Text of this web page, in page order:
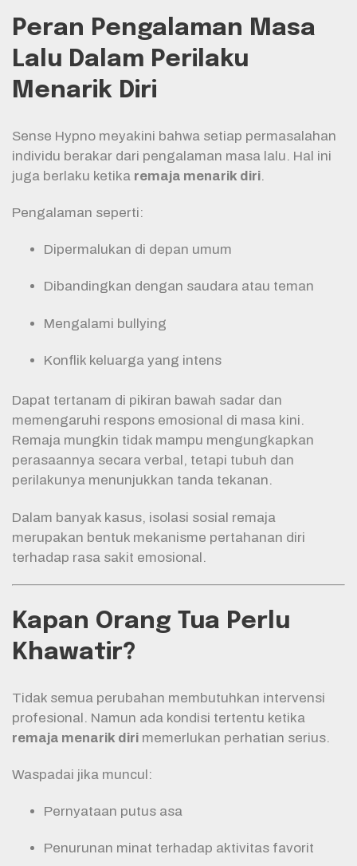
Peran Pengalaman Masa
Lalu Dalam Perilaku
Menarik Diri
Sense Hypno meyakini bahwa setiap permasalahan
individu berakar dari pengalaman masa lalu. Hal ini
juga berlaku ketika remaja menarik diri.
Pengalaman seperti:
Dipermalukan di depan umum
Dibandingkan dengan saudara atau teman
Mengalami bullying
Konflik keluarga yang intens
Dapat tertanam di pikiran bawah sadar dan
memengaruhi respons emosional di masa kini.
Remaja mungkin tidak mampu mengungkapkan
perasaannya secara verbal, tetapi tubuh dan
perilakunya menunjukkan tanda tekanan.
Dalam banyak kasus, isolasi sosial remaja
merupakan bentuk mekanisme pertahanan diri
terhadap rasa sakit emosional.
Kapan Orang Tua Perlu
Khawatir?
Tidak semua perubahan membutuhkan intervensi
profesional. Namun ada kondisi tertentu ketika
remaja menarik diri memerlukan perhatian serius.
Waspadai jika muncul:
Pernyataan putus asa
Penurunan minat terhadap aktivitas favorit